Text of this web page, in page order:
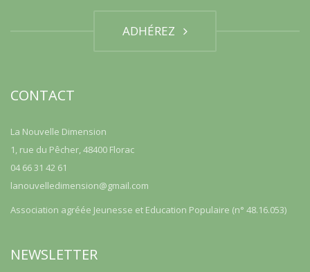
ADHÉREZ
CONTACT
La Nouvelle Dimension
1, rue du Pêcher, 48400 Florac
04 66 31 42 61
lanouvelledimension@gmail.com
Association agréée Jeunesse et Education Populaire (n° 48.16.053)
NEWSLETTER